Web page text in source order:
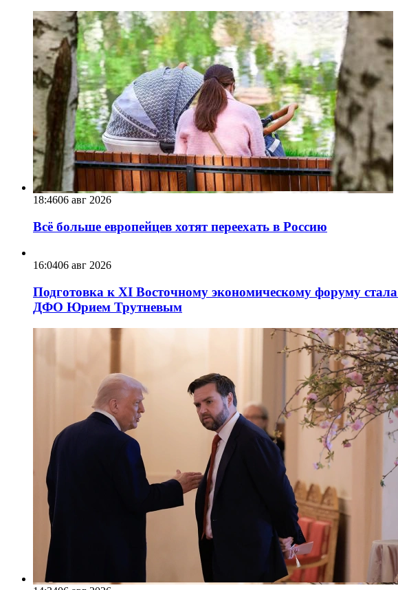
18:4606 авг 2026
Всё больше европейцев хотят переехать в Россию
16:0406 авг 2026
Подготовка к XI Восточному экономическому форуму
ДФО Юрием Трутневым